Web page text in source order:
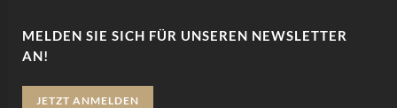
MELDEN SIE SICH FÜR UNSEREN NEWSLETTER
AN!
JETZT ANMELDEN